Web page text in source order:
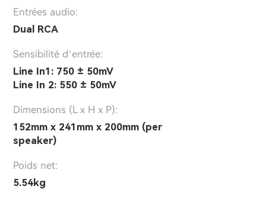
Entrées audio:
Dual RCA
Sensibilité d’entrée:
Line In1: 750 ± 50mV
Line In 2: 550 ± 50mV
Dimensions (L x H x P):
152mm x 241mm x 200mm (per
speaker)
Poids net:
5.54kg